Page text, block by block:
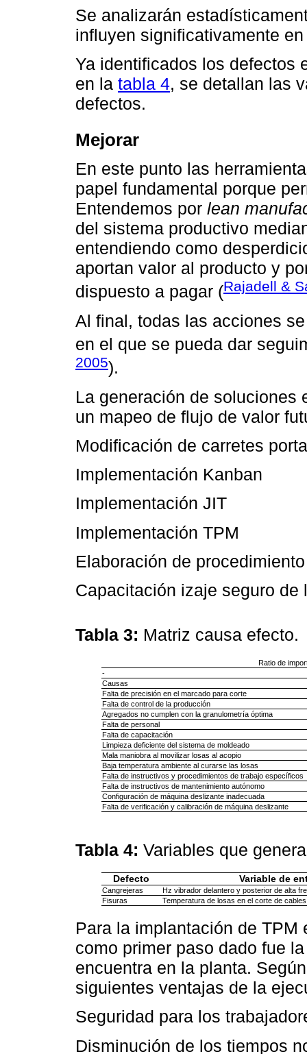
Se analizarán
influyen significativamente
Ya identificados los defectos
en la tabla 4, se detallan las
defectos.
Mejorar
En este punto las
papel fundamental porque
Entendemos por lean
del sistema productivo
entendiendo como
aportan valor al producto y
dispuesto a pagar (Rajadell &
Al final, todas las acciones
en el que se pueda dar
2005).
La generación de soluciones
un mapeo de flujo de valor
Modificación de carretes
Implementación Kanban
Implementación JIT
Implementación TPM
Elaboración de
Capacitación izaje seguro de
Tabla 3: Matriz causa efecto.
Ratio de
-
Causas
Falta de precisión en el marcado para corte
Falta de control de la producción
Agregados no cumplen con la granulometría óptima
Falta de personal
Falta de capacitación
Limpieza deficiente del sistema de moldeado
Mala maniobra al movilizar losas al acopio
Baja temperatura ambiente al curarse las losas
Falta de instructivos y procedimientos de trabajo específicos
Falta de instructivos de mantenimiento autónomo
Configuración de máquina deslizante inadecuada
Falta de verificación y calibración de máquina deslizante
Tabla 4: Variables que
Defecto Variable de
Cangrejeras
Hz vibrador delantero y posterior de alta
Fisuras
Temperatura de losas en el corte de cables
Para la implantación de
como primer paso dado fue
encuentra en la planta.
siguientes ventajas de la
Seguridad para los
Disminución de los tiempos